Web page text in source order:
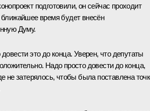
подготовили, он сейчас проходит
время будет внесён
Думу.
это до конца. Уверен, что депутаты
Надо просто довести до конца,
не затерялось, чтобы была поставлена